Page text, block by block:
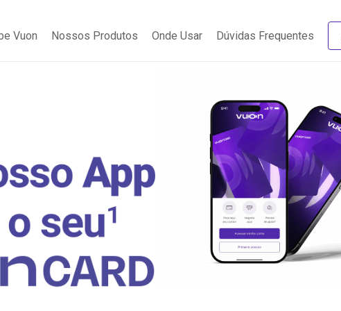
Vuon Nossos Produtos Onde Usar Dúvidas Frequentes